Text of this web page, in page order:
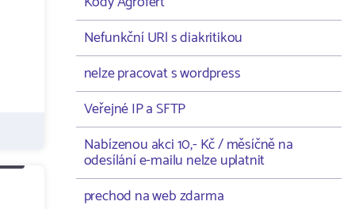
Nefunkční URl s diakritikou
nelze pracovat s wordpress
Veřejné IP a SFTP
Nabízenou akci 10,- Kč / měsíčně na
odesílání e-mailu nelze uplatnit
prechod na web zdarma